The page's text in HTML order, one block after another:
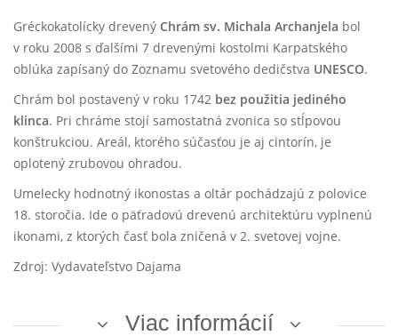
Gréckokatolícky drevený Chrám sv. Michala Archanjela bol
v roku 2008 s ďalšími 7 drevenými kostolmi Karpatského
oblúka zapísaný do Zoznamu svetového dedičstva UNESCO.
Chrám bol postavený v roku 1742 bez použitia jediného
klinca. Pri chráme stojí samostatná zvonica so stĺpovou
konštrukciou. Areál, ktorého súčasťou je aj cintorín, je
oplotený zrubovou ohradou.
Umelecky hodnotný ikonostas a oltár pochádzajú z polovice
18. storočia. Ide o päťradovú drevenú architektúru vyplnenú
ikonami, z ktorých časť bola zničená v 2. svetovej vojne.
Zdroj: Vydavateľstvo Dajama
Viac informácií